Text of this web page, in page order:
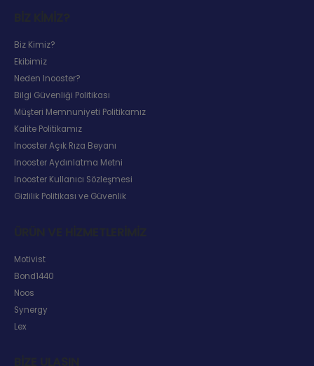
BIZ KIMIZ?
Biz Kimiz?
Ekibimiz
Neden Inooster?
Bilgi Güvenliği Politikası
Müşteri Memnuniyeti Politikamız
Kalite Politikamız
Inooster Açık Rıza Beyanı
Inooster Aydınlatma Metni
Inooster Kullanıcı Sözleşmesi
Gizlilik Politikası ve Güvenlik
ÜRÜN VE HIZMETLERIMIZ
Motivist
Bond1440
Noos
Synergy
Lex
BIZE ULAŞIN